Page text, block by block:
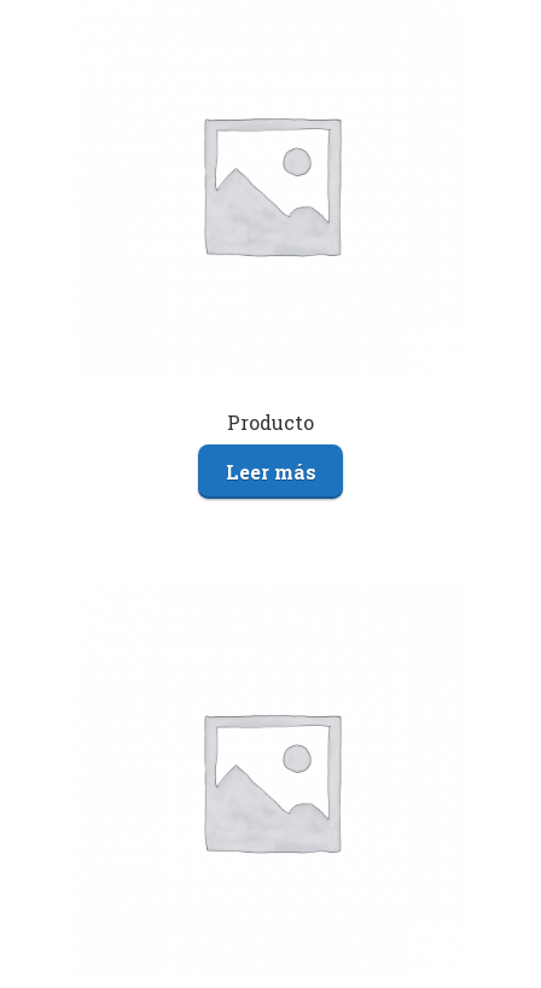
Producto
Leer más